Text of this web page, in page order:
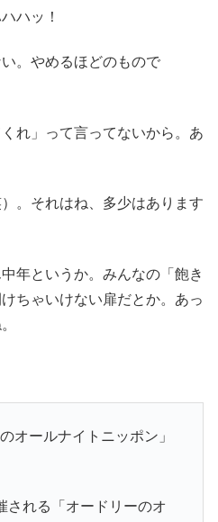
ハッ！
。やめるほどのもので
れ」って言ってないから。あ
。それはね、多少はあります
年というか。みんなの「飽き
ちゃいけない扉だとか。あっ
オールナイトニッポン」
される「オードリーのオ